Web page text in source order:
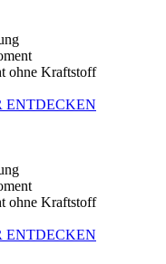
ohne Kraftstoff
ENTDECKEN
ohne Kraftstoff
ENTDECKEN